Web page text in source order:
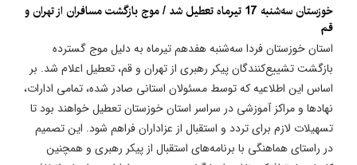
​خوزستان سه‌شنبه 17 تیرماه تعطیل شد / موج بازگشت مسافران از تهران و
قم
استان خوزستان فردا سه‌شنبه هفدهم تیرماه به دلیل موج گسترده
بازگشت تشییع‌کنندگان پیکر رهبری از تهران و قم، تعطیل اعلام شد. بر
اساس این اطلاعیه که توسط مسئولان استانی صادر شده، تمامی ادارات،
نهادها و مراکز آموزشی در سراسر استان خوزستان تعطیل خواهند بود تا
تسهیلات لازم برای تردد و استقبال از عزاداران فراهم شود. این تصمیم
در راستای هماهنگی با برنامه‌های استقبال از پیکر رهبری و همچنین